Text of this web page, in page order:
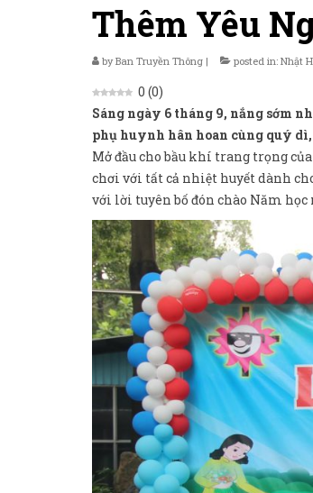
Thêm Yêu
byBan Truyền Thông | posted in: Nhật
0 (0)
Sáng ngày 6 tháng 9, nắng sớm
phụ huynh hân hoan cùng quý
Mở đầu cho bầu khí trang trọng
chơi với tất cả nhiệt huyết dành
với lời tuyên bố đón chào Năm